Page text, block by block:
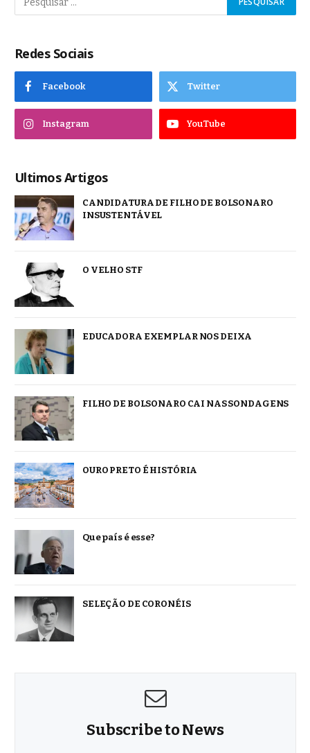
Redes Sociais
Facebook Twitter
Instagram YouTube
Ultimos Artigos
CANDIDATURA DE FILHO DE BOLSONARO
INSUSTENTÁVEL
O VELHO STF
EDUCADORA EXEMPLAR NOS DEIXA
FILHO DE BOLSONARO CAI NAS SONDAGENS
OURO PRETO É HISTÓRIA
Que país é esse?
SELEÇÃO DE CORONÉIS
Subscribe to News